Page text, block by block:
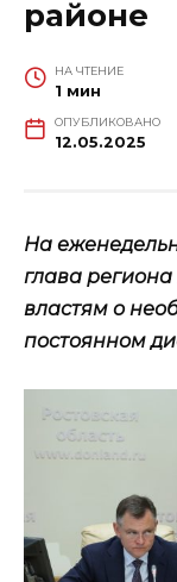
районе
НА ЧТЕНИЕ
1 мин
ОПУБЛИКОВАНО
12.05.2025
На
глава
властям о
постоянном